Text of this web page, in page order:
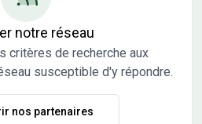
journée, les pièces de vie
et jardins privatifs,
ville d'Évian, des écoles, des
pour Lausanne. À partir
: fin 2028
notre réseau
critères de recherche aux
susceptible d'y répondre.
nos partenaires